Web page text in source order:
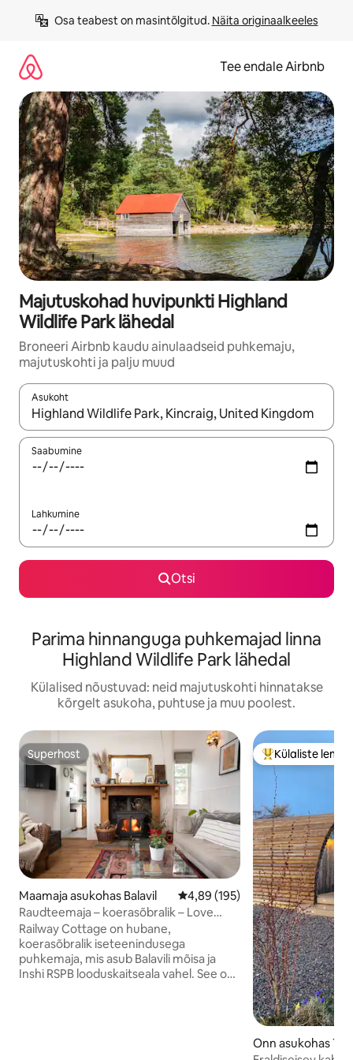
Osa teabest on masintõlgitud. Näita originaalkeeles
Tee endale Airbnb
Majutuskohad huvipunkti Highland
Wildlife Park lähedal
Broneeri Airbnb kaudu ainulaadseid puhkemaju,
majutuskohti ja palju muud
Asukoht
Kui tulemused on kuvatud, liigu ekraanil nooleklahvidega või
Saabumine
Lahkumine
Otsi
Parima hinnanguga puhkemajad linna
Highland Wildlife Park lähedal
Külalised nõustuvad: neid majutuskohti hinnatakse
kõrgelt asukoha, puhtuse ja muu poolest.
Superhost
Superhost
Maamaja asukohas Balavil Keskmine hinnang 4,89/5, 195
4,89 (195)
Raudteemaja – koerasõbralik – Love
Cairngorms
Railway Cottage on hubane,
koerasõbralik iseteenindusega
puhkemaja, mis asub Balavili mõisa ja
Inshi RSPB looduskaitseala vahel. See on
Külaliste suur
Külaliste
Onn asukohas